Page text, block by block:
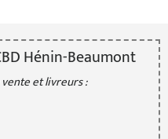
Hénin-Beaumont
et livreurs :